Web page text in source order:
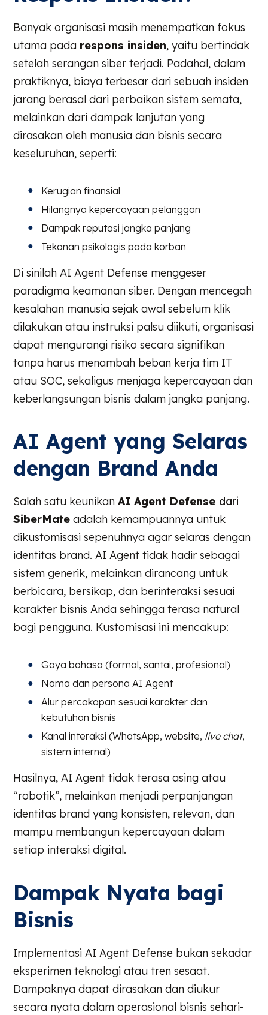
Banyak organisasi masih menempatkan fokus
utama pada respons insiden, yaitu bertindak
setelah serangan siber terjadi. Padahal, dalam
praktiknya, biaya terbesar dari sebuah insiden
jarang berasal dari perbaikan sistem semata,
melainkan dari dampak lanjutan yang
dirasakan oleh manusia dan bisnis secara
keseluruhan, seperti:
Kerugian finansial
Hilangnya kepercayaan pelanggan
Dampak reputasi jangka panjang
Tekanan psikologis pada korban
Di sinilah AI Agent Defense menggeser
paradigma keamanan siber. Dengan mencegah
kesalahan manusia sejak awal sebelum klik
dilakukan atau instruksi palsu diikuti, organisasi
dapat mengurangi risiko secara signifikan
tanpa harus menambah beban kerja tim IT
atau SOC, sekaligus menjaga kepercayaan dan
keberlangsungan bisnis dalam jangka panjang.
AI Agent yang Selaras
dengan Brand Anda
Salah satu keunikanAI Agent Defense dari
SiberMate adalah kemampuannya untuk
dikustomisasi sepenuhnya agar selaras dengan
identitas brand. AI Agent tidak hadir sebagai
sistem generik, melainkan dirancang untuk
berbicara, bersikap, dan berinteraksi sesuai
karakter bisnis Anda sehingga terasa natural
bagi pengguna. Kustomisasi ini mencakup:
Gaya bahasa (formal, santai, profesional)
Nama dan persona AI Agent
Alur percakapan sesuai karakter dan
kebutuhan bisnis
Kanal interaksi (WhatsApp, website, live chat,
sistem internal)
Hasilnya, AI Agent tidak terasa asing atau
“robotik”, melainkan menjadi perpanjangan
identitas brand yang konsisten, relevan, dan
mampu membangun kepercayaan dalam
setiap interaksi digital.
Dampak Nyata bagi
Bisnis
Implementasi AI Agent Defense bukan sekadar
eksperimen teknologi atau tren sesaat.
Dampaknya dapat dirasakan dan diukur
secara nyata dalam operasional bisnis sehari-